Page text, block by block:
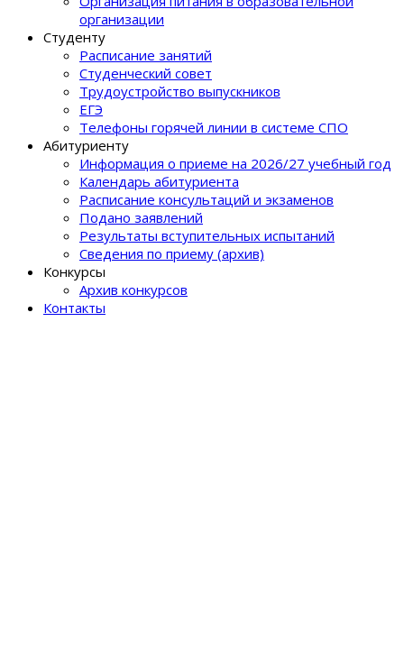
организации
Студенту
Расписание занятий
Студенческий совет
Трудоустройство выпускников
ЕГЭ
Телефоны горячей линии в системе СПО
Абитуриенту
Информация о приеме на 2026/27 учебный год
Календарь абитуриента
Расписание консультаций и экзаменов
Подано заявлений
Результаты вступительных испытаний
Сведения по приему (архив)
Конкурсы
Архив конкурсов
Контакты